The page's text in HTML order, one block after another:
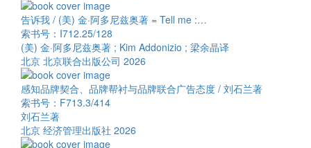
告诉我 / (美) 金·阿多尼兹奥著 = Tell me :…
索书号：I712.25/128
(美) 金·阿多尼兹奥著 ; Kim Addonizio ; 梁余晶译
北京 北京联合出版公司 2026
感知品牌契合、品牌帮衬与品牌联合广告态度 / 刘石兰著
索书号：F713.3/414
刘石兰著
北京 经济管理出版社 2026